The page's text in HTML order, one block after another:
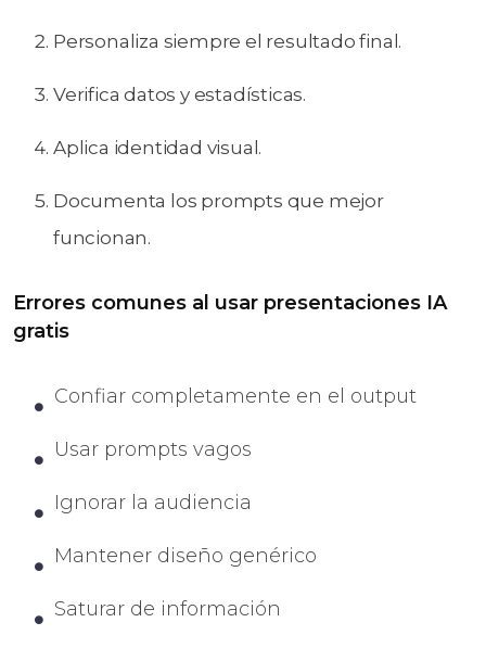
Personaliza siempre el resultado final.
Verifica datos y estadísticas.
Aplica identidad visual.
Documenta los prompts que mejor
funcionan.
Errores comunes al usar presentaciones IA
gratis
Confiar completamente en el output
Usar prompts vagos
Ignorar la audiencia
Mantener diseño genérico
Saturar de información